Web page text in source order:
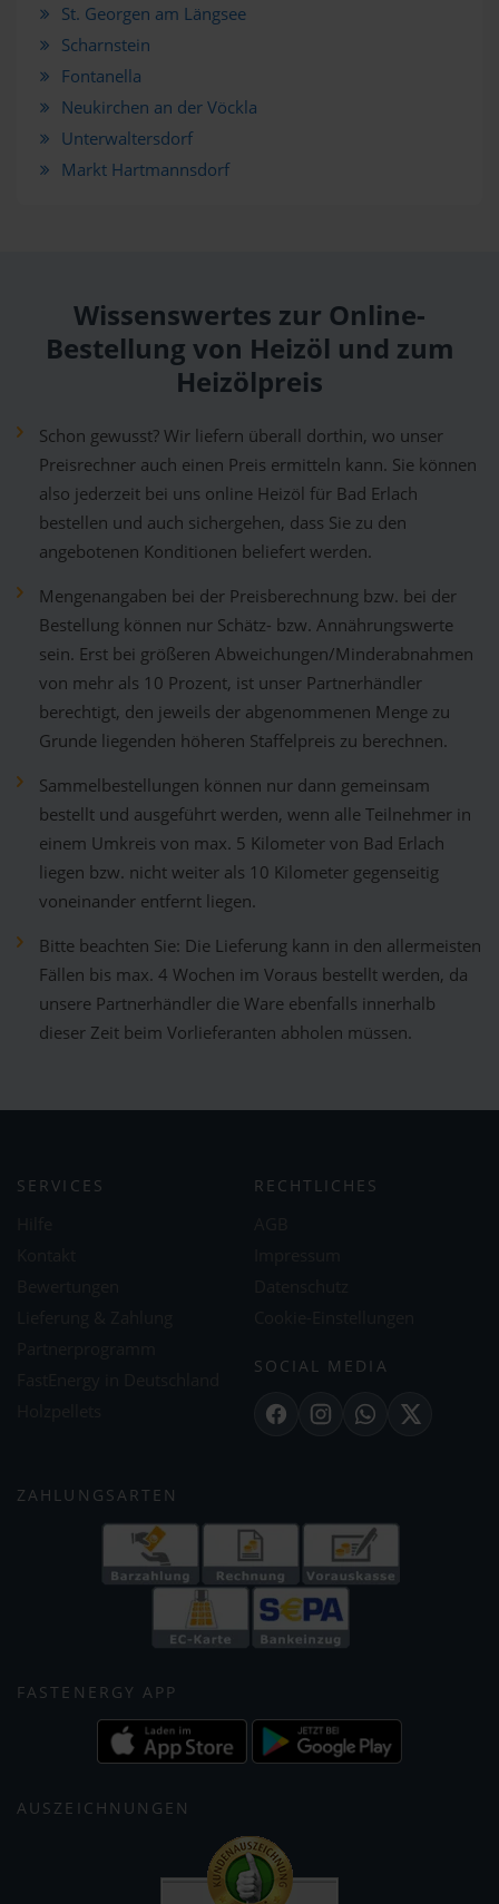
St. Georgen am Längsee
Scharnstein
Fontanella
Neukirchen an der Vöckla
Unterwaltersdorf
Markt Hartmannsdorf
Wissenswertes zur Online-
Bestellung von Heizöl und zum
Heizölpreis
Schon gewusst? Wir liefern überall dorthin, wo unser
Preisrechner auch einen Preis ermitteln kann. Sie können
also jederzeit bei uns online Heizöl für Bad Erlach
bestellen und auch sichergehen, dass Sie zu den
angebotenen Konditionen beliefert werden.
Mengenangaben bei der Preisberechnung bzw. bei der
Bestellung können nur Schätz- bzw. Annährungswerte
sein. Erst bei größeren Abweichungen/Minderabnahmen
von mehr als 10 Prozent, ist unser Partnerhändler
berechtigt, den jeweils der abgenommenen Menge zu
Grunde liegenden höheren Staffelpreis zu berechnen.
Sammelbestellungen können nur dann gemeinsam
bestellt und ausgeführt werden, wenn alle Teilnehmer in
einem Umkreis von max. 5 Kilometer von Bad Erlach
liegen bzw. nicht weiter als 10 Kilometer gegenseitig
voneinander entfernt liegen.
Bitte beachten Sie: Die Lieferung kann in den allermeisten
Fällen bis max. 4 Wochen im Voraus bestellt werden, da
unsere Partnerhändler die Ware ebenfalls innerhalb
dieser Zeit beim Vorlieferanten abholen müssen.
SERVICES RECHTLICHES
SOCIAL MEDIA
FacebookInstagramWhatsApp
X
ZAHLUNGSARTEN
FASTENERGY APP
AUSZEICHNUNGEN